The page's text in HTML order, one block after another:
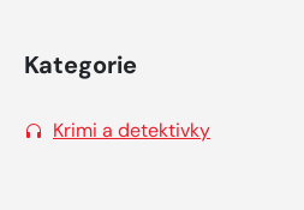
Kategorie
Krimi a detektivky